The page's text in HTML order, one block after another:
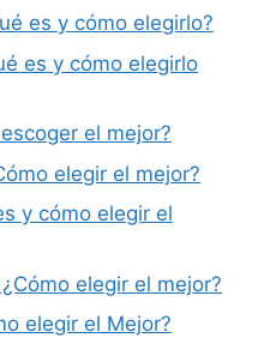
es y cómo elegirlo?
es y cómo elegirlo
el mejor?
elegir el mejor?
y cómo elegir el
elegir el mejor?
elegir el Mejor?